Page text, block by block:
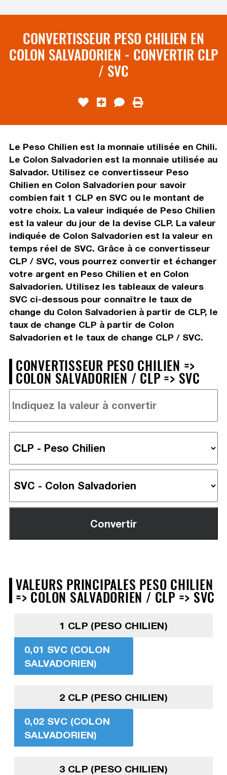
CONVERTISSEUR PESO CHILIEN EN
COLON SALVADORIEN - CONVERTIR CLP
/ SVC
Le Peso Chilien est la monnaie utilisée en Chili.
Le Colon Salvadorien est la monnaie utilisée au
Salvador. Utilisez ce convertisseur Peso
Chilien en Colon Salvadorien pour savoir
combien fait 1 CLP en SVC ou le montant de
votre choix. La valeur indiquée de Peso Chilien
est la valeur du jour de la devise CLP. La valeur
indiquée de Colon Salvadorien est la valeur en
temps réel de SVC. Grâce à ce convertisseur
CLP / SVC, vous pourrez convertir et échanger
votre argent en Peso Chilien et en Colon
Salvadorien. Utilisez les tableaux de valeurs
SVC ci-dessous pour connaître le taux de
change du Colon Salvadorien à partir de CLP, le
taux de change CLP à partir de Colon
Salvadorien et le taux de change CLP / SVC.
CONVERTISSEUR PESO CHILIEN =>
COLON SALVADORIEN / CLP => SVC
VALEURS PRINCIPALES PESO CHILIEN
=> COLON SALVADORIEN / CLP => SVC
1 CLP (PESO CHILIEN)
0,01 SVC (COLON
SALVADORIEN)
2 CLP (PESO CHILIEN)
0,02 SVC (COLON
SALVADORIEN)
3 CLP (PESO CHILIEN)